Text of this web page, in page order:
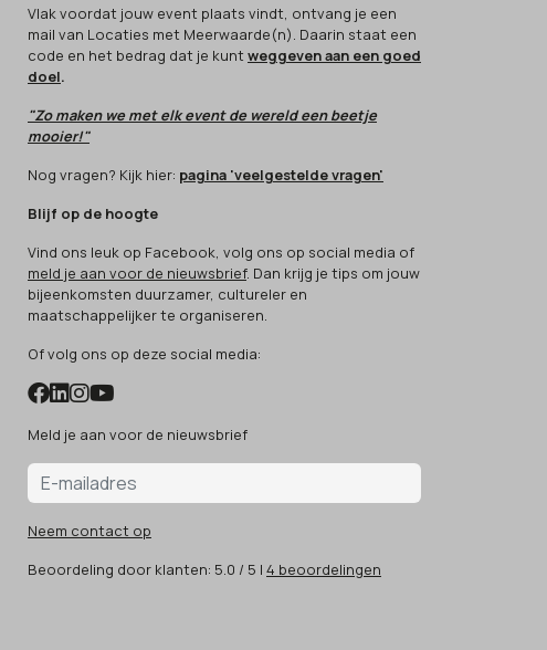
Vlak voordat jouw event plaats vindt, ontvang je een
mail van Locaties met Meerwaarde(n). Daarin staat een
code en het bedrag dat je kunt weggeven aan een goed
doel.
"Zo maken we met elk event de wereld een beetje
mooier!"
Nog vragen? Kijk hier: pagina 'veelgestelde vragen'
Blijf op de hoogte
Vind ons leuk op Facebook, volg ons op social media of
meld je aan voor de nieuwsbrief. Dan krijg je tips om jouw
bijeenkomsten duurzamer, cultureler en
maatschappelijker te organiseren.
Of volg ons op deze social media:
Meld je aan voor de nieuwsbrief
Neem contact op
Beoordeling door klanten: 5.0 / 5 | 4 beoordelingen